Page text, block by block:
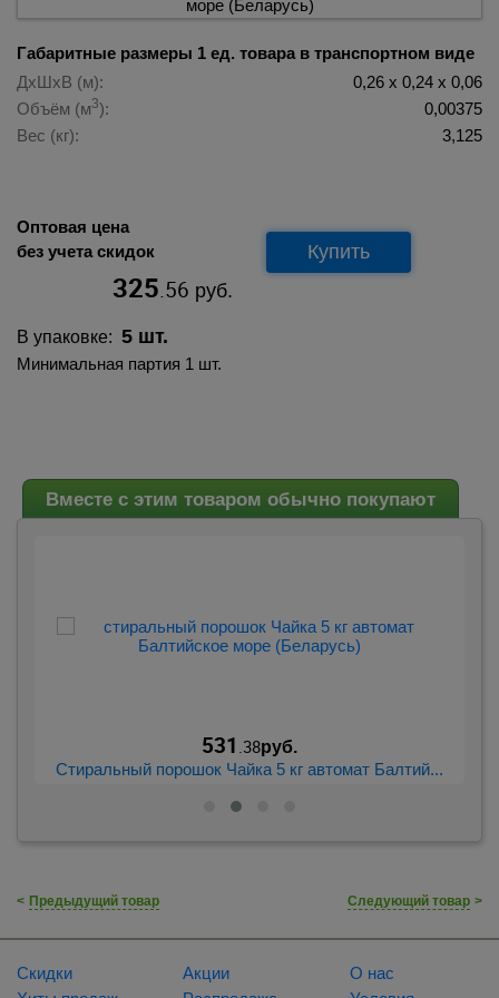
Габаритные размеры 1 ед. товара в транспортном виде
ДхШхВ (м):
0,26 х 0,24 х 0,06
Объём (м3):
0,00375
Вес (кг):
3,125
Оптовая цена
без учета скидок
325.56 руб.
Купить
В упаковке: 5 шт.
Минимальная партия 1 шт.
Вместе с этим товаром обычно покупают
531 .38руб.
Стиральный порошок Чайка 5 кг автомат Балтий...
< Предыдущий товар Следующий товар >
Скидки
Акции
О нас